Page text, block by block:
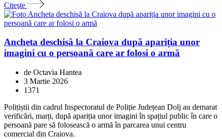
Citeşte
Ancheta deschisă la Craiova după apariția unor
imagini cu o persoană care ar folosi o armă
de Octavia Hantea
3 Martie 2026
1371
Polițiștii din cadrul Inspectoratul de Poliție Județean Dolj au demarat
verificări, marți, după apariția unor imagini în spațiul public în care o
persoană pare să folosească o armă în parcarea unui centru
comercial din Craiova.